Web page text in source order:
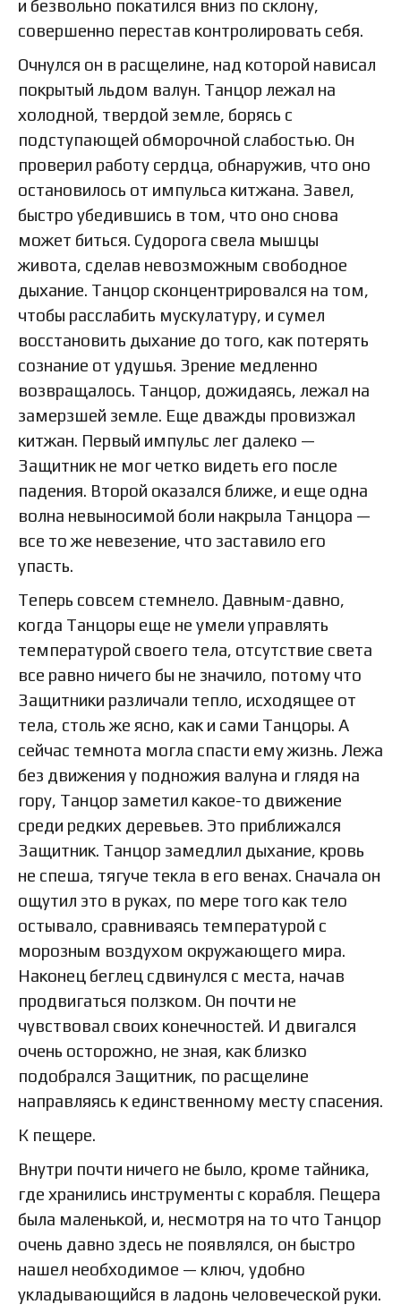
и безвольно покатился вниз по склону,
совершенно перестав контролировать себя.
Очнулся он в расщелине, над которой нависал
покрытый льдом валун. Танцор лежал на
холодной, твердой земле, борясь с
подступающей обморочной слабостью. Он
проверил работу сердца, обнаружив, что оно
остановилось от импульса китжана. Завел,
быстро убедившись в том, что оно снова
может биться. Судорога свела мышцы
живота, сделав невозможным свободное
дыхание. Танцор сконцентрировался на том,
чтобы расслабить мускулатуру, и сумел
восстановить дыхание до того, как потерять
сознание от удушья. Зрение медленно
возвращалось. Танцор, дожидаясь, лежал на
замерзшей земле. Еще дважды провизжал
китжан. Первый импульс лег далеко —
Защитник не мог четко видеть его после
падения. Второй оказался ближе, и еще одна
волна невыносимой боли накрыла Танцора —
все то же невезение, что заставило его
упасть.
Теперь совсем стемнело. Давным-давно,
когда Танцоры еще не умели управлять
температурой своего тела, отсутствие света
все равно ничего бы не значило, потому что
Защитники различали тепло, исходящее от
тела, столь же ясно, как и сами Танцоры. А
сейчас темнота могла спасти ему жизнь. Лежа
без движения у подножия валуна и глядя на
гору, Танцор заметил какое-то движение
среди редких деревьев. Это приближался
Защитник. Танцор замедлил дыхание, кровь
не спеша, тягуче текла в его венах. Сначала он
ощутил это в руках, по мере того как тело
остывало, сравниваясь температурой с
морозным воздухом окружающего мира.
Наконец беглец сдвинулся с места, начав
продвигаться ползком. Он почти не
чувствовал своих конечностей. И двигался
очень осторожно, не зная, как близко
подобрался Защитник, по расщелине
направляясь к единственному месту спасения.
К пещере.
Внутри почти ничего не было, кроме тайника,
где хранились инструменты с корабля. Пещера
была маленькой, и, несмотря на то что Танцор
очень давно здесь не появлялся, он быстро
нашел необходимое — ключ, удобно
укладывающийся в ладонь человеческой руки.